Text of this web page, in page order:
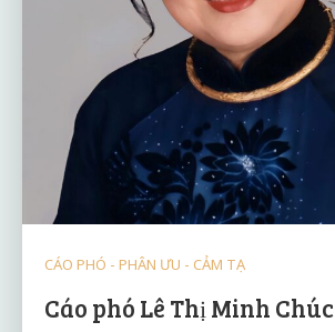
CÁO PHÓ - PHÂN ƯU - CẢM TẠ
Cáo phó Lê Thị Minh Chúc